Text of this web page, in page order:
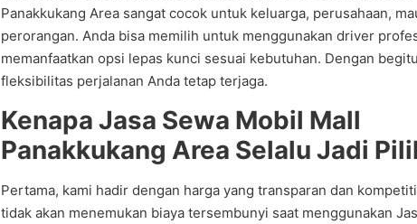
Panakkukang Area sangat cocok untuk keluarga, perusahaan,
perorangan. Anda bisa memilih untuk menggunakan driver
memanfaatkan opsi lepas kunci sesuai kebutuhan. Dengan
fleksibilitas perjalanan Anda tetap terjaga.
Kenapa Jasa Sewa Mobil Mall
Panakkukang Area Selalu Jadi
Pertama, kami hadir dengan harga yang transparan dan
tidak akan menemukan biaya tersembunyi saat menggunakan